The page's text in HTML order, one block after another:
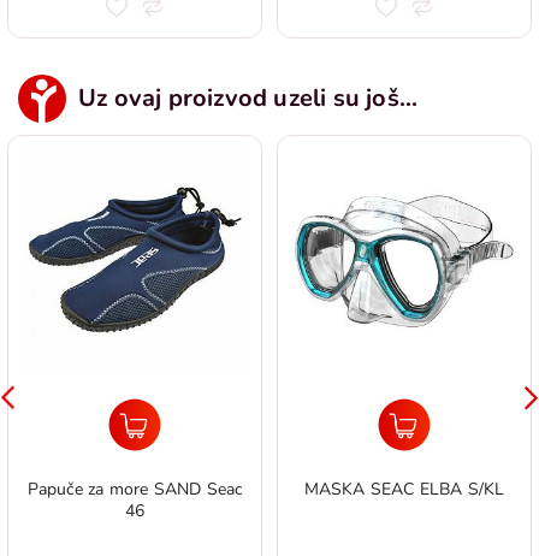
Uz ovaj proizvod uzeli su još...
Papuče za more SAND Seac
46
MASKA SEAC ELBA S/KL